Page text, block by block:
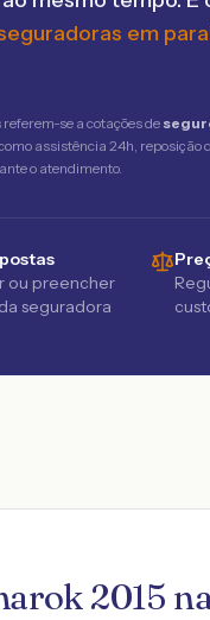
em
se a cotações de
assistência 24h, reposição
o atendimento.
ou preencher
seguradora
2015